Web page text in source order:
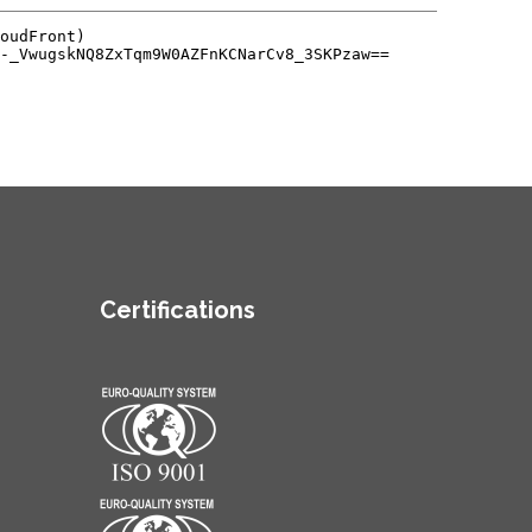
Certifications